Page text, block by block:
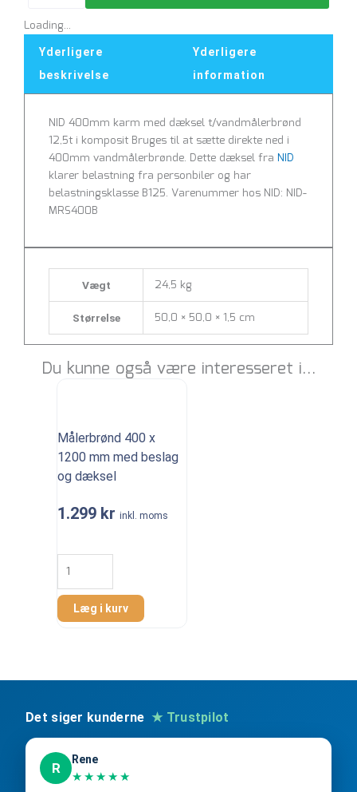
t/vandmålerbrønd
12,5t
komposit
Loading...
Yderligere
beskrivelse
Yderligere
information
NID 400mm karm med dæksel t/vandmålerbrønd
12,5t i komposit Bruges til at sætte direkte ned i
400mm vandmålerbrønde. Dette dæksel fra NID
klarer belastning fra personbiler og har
belastningsklasse B125. Varenummer hos NID: NID-
MRS400B
Vægt 24,5 kg
Størrelse 50,0 × 50,0 × 1,5 cm
Du kunne også være interesseret i…
Målerbrønd 400 x
1200 mm med beslag
og dæksel
1.299 kr inkl. moms
Målerbrønd
400
x
1200
mm
antal
Læg i kurv
Det siger kunderne ★ Trustpilot
R
Rene
★★★★★